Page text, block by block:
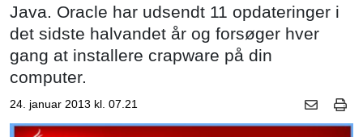
Java. Oracle har udsendt 11 opdateringer i
det sidste halvandet år og forsøger hver
gang at installere crapware på din
computer.
24. januar 2013 kl. 07.21